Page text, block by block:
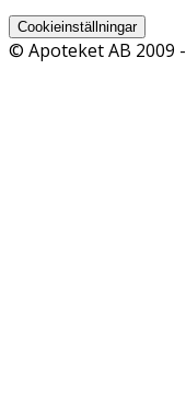
Cookieinställningar
© Apoteket AB 2009 -